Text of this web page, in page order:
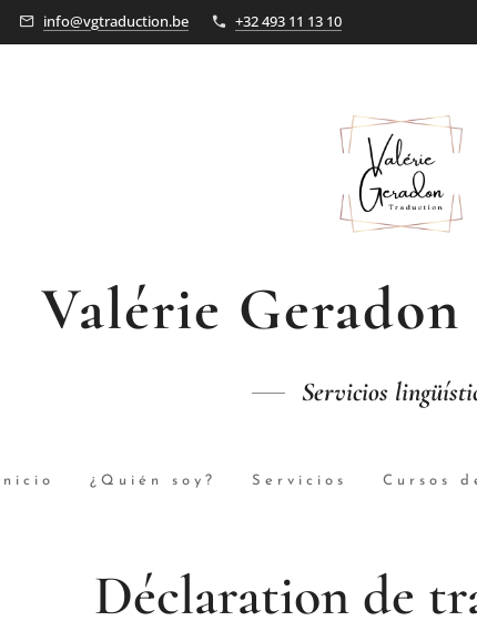
info@vgtraduction.be +32 493 11 13 10
Valérie Geradon
Servicios
Inicio ¿Quién soy? Servicios Cursos
Déclaration de